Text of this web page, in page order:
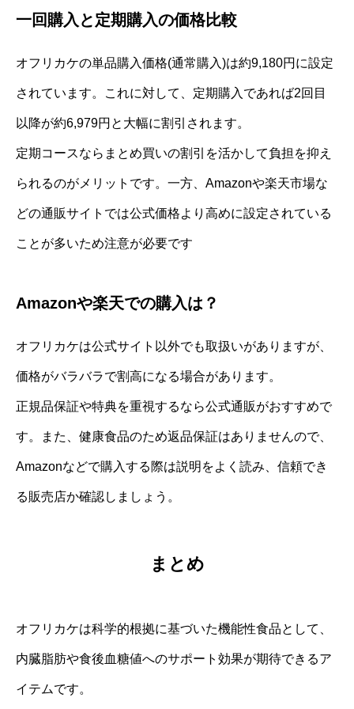
一回購入と定期購入の価格比較
オフリカケの単品購入価格(通常購入)は約9,180円に設定
されています。これに対して、定期購入であれば2回目
以降が約6,979円と大幅に割引されます。
定期コースならまとめ買いの割引を活かして負担を抑え
られるのがメリットです。一方、Amazonや楽天市場な
どの通販サイトでは公式価格より高めに設定されている
ことが多いため注意が必要です
Amazonや楽天での購入は？
オフリカケは公式サイト以外でも取扱いがありますが、
価格がバラバラで割高になる場合があります。
正規品保証や特典を重視するなら公式通販がおすすめで
す。また、健康食品のため返品保証はありませんので、
Amazonなどで購入する際は説明をよく読み、信頼でき
る販売店か確認しましょう。
まとめ
オフリカケは科学的根拠に基づいた機能性食品として、
内臓脂肪や食後血糖値へのサポート効果が期待できるア
イテムです。